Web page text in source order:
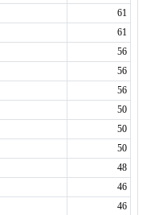
61
61
56
56
56
50
50
50
48
46
46